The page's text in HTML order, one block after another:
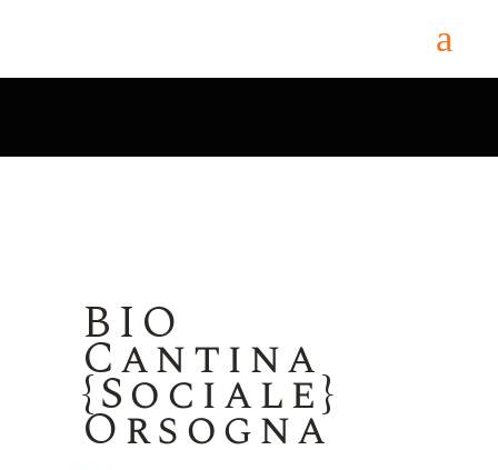
BIO
Cantina
{Sociale}
Orsogna